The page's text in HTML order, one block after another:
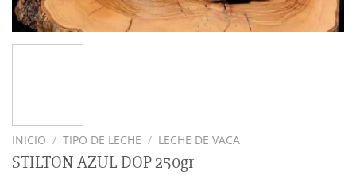
INICIO / TIPO DE LECHE / LECHE DE VACA
STILTON AZUL DOP 250gr